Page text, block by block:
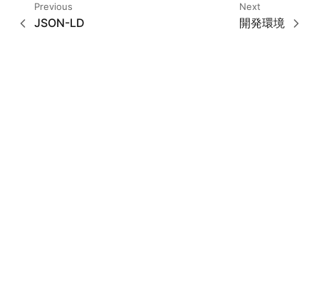
Previous
JSON-LD
Next
開発環境